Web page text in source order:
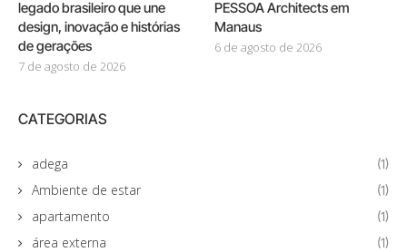
legado brasileiro que une
design, inovação e histórias
de gerações
7 de agosto de 2026
PESSOA Architects em
Manaus
6 de agosto de 2026
CATEGORIAS
adega (1)
Ambiente de estar (1)
apartamento (1)
área externa (1)